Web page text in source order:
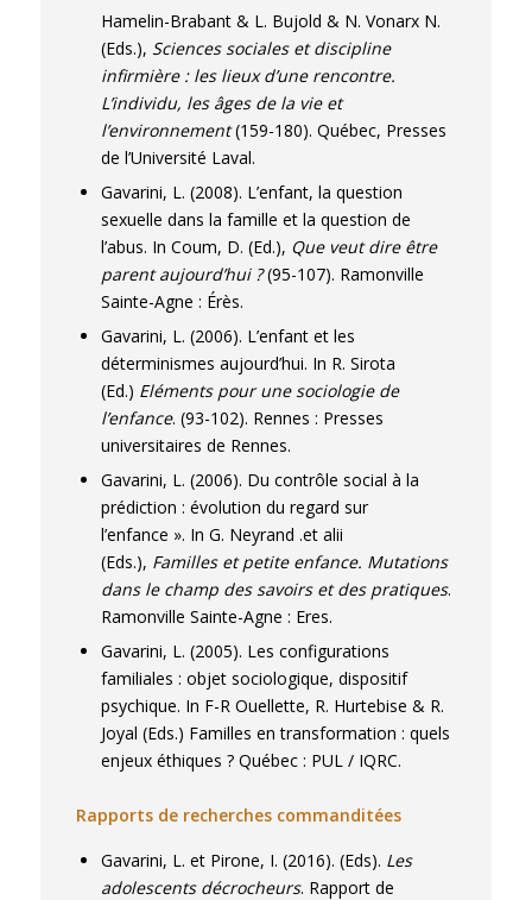
Hamelin-Brabant & L. Bujold & N. Vonarx N.
(Eds.), Sciences sociales et discipline
infirmière : les lieux d’une rencontre.
L’individu, les âges de la vie et
l’environnement(159-180). Québec, Presses
de l’Université Laval.
Gavarini, L. (2008). L’enfant, la question
sexuelle dans la famille et la question de
l’abus. In Coum, D. (Ed.), Que veut dire être
parent aujourd’hui ?(95-107). Ramonville
Sainte-Agne : Érès.
Gavarini, L. (2006). L’enfant et les
déterminismes aujourd’hui. In R. Sirota
(Ed.) Eléments pour une sociologie de
l’enfance. (93-102). Rennes : Presses
universitaires de Rennes.
Gavarini, L. (2006). Du contrôle social à la
prédiction : évolution du regard sur
l’enfance ». In G. Neyrand .et alii
(Eds.), Familles et petite enfance. Mutations
dans le champ des savoirs et des pratiques.
Ramonville Sainte-Agne : Eres.
Gavarini, L. (2005). Les configurations
familiales : objet sociologique, dispositif
psychique. In F-R Ouellette, R. Hurtebise & R.
Joyal (Eds.) Familles en transformation : quels
enjeux éthiques ? Québec : PUL / IQRC.
Rapports de recherches commanditées
Gavarini, L. et Pirone, I. (2016). (Eds). Les
adolescents décrocheurs. Rapport de